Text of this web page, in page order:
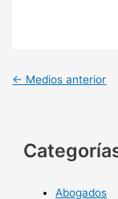
← Medios anterior
Abogados